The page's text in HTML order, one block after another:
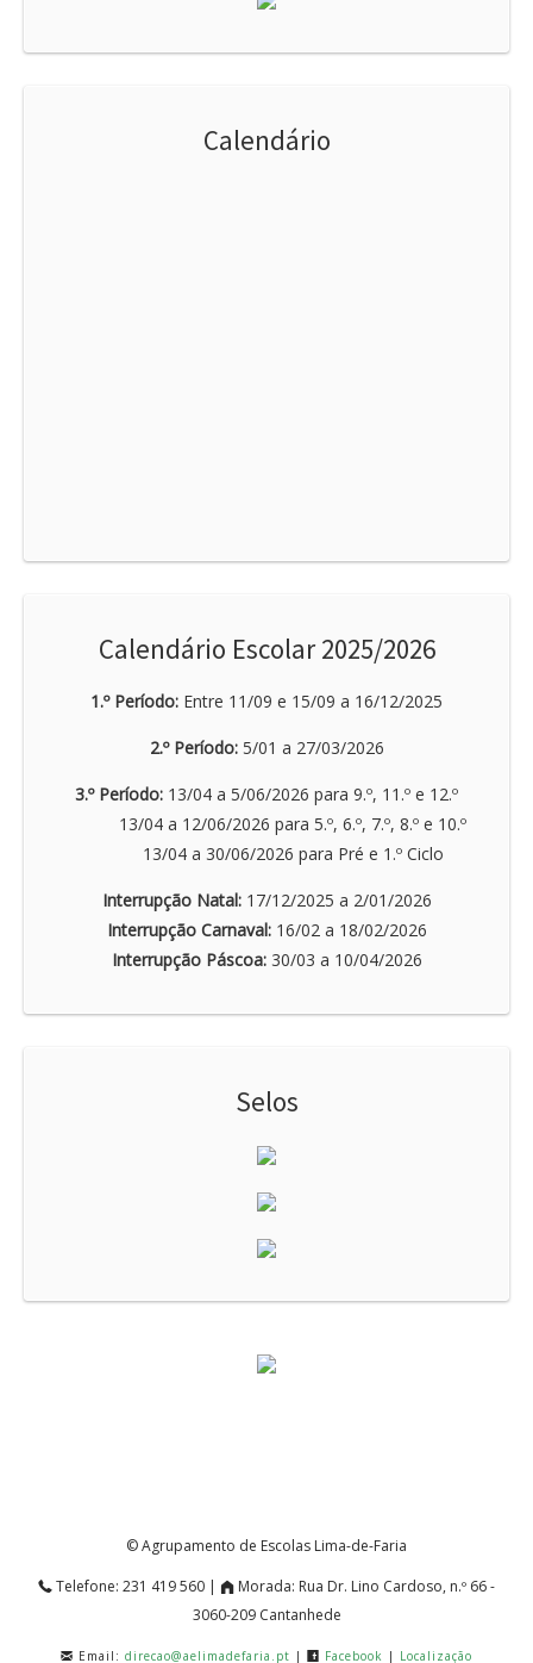
Calendário
Calendário Escolar 2025/2026
1.º Período: Entre 11/09 e 15/09 a 16/12/2025
2.º Período:5/01 a 27/03/2026
3.º Período: 13/04 a 5/06/2026 para 9.º, 11.º e 12.º
13/04 a 12/06/2026 para 5.º, 6.º, 7.º, 8.º e 10.º
13/04 a 30/06/2026 para Pré e 1.º Ciclo
Interrupção Natal:17/12/2025 a 2/01/2026
Interrupção Carnaval:16/02 a 18/02/2026
Interrupção Páscoa:30/03 a 10/04/2026
Selos
© Agrupamento de Escolas Lima-de-Faria
Telefone: 231 419 560 | Morada: Rua Dr. Lino Cardoso, n.º 66 -
3060-209 Cantanhede
Email: direcao@aelimadefaria.pt | Facebook | Localização